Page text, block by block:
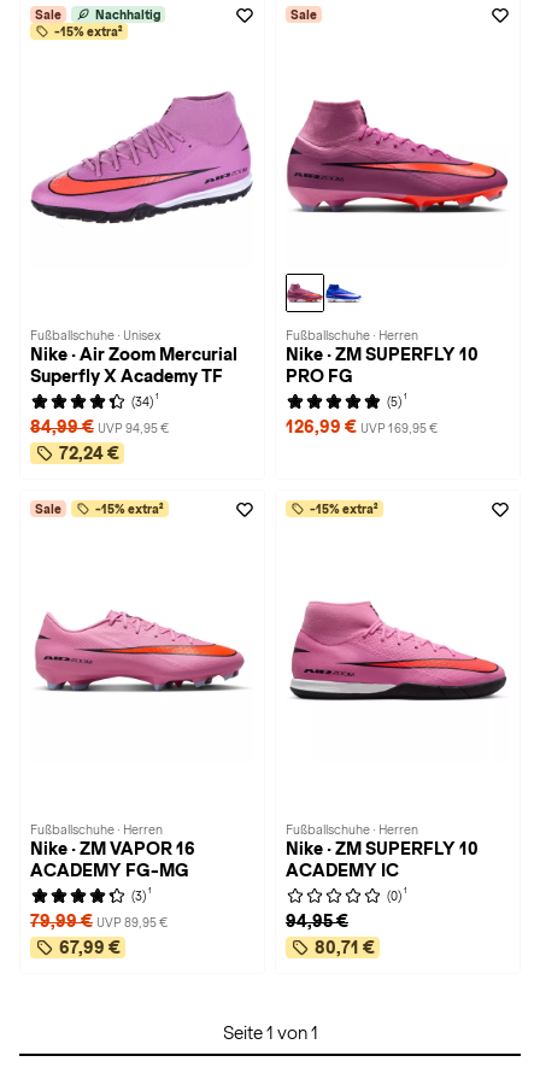
Sale
Nachhaltig
-15% extra²
Fußballschuhe · Unisex
Nike · Air Zoom Mercurial
Superfly X Academy TF
(34) 1
84,99 € UVP 94,95 €
72,24 €
Sale
Fußballschuhe · Herren
Nike · ZM SUPERFLY 10
PRO FG
(5) 1
126,99 € UVP 169,95 €
Sale -15% extra²
Fußballschuhe · Herren
Nike · ZM VAPOR 16
ACADEMY FG-MG
(3) 1
79,99 € UVP 89,95 €
67,99 €
-15% extra²
Fußballschuhe · Herren
Nike · ZM SUPERFLY 10
ACADEMY IC
(0) 1
94,95 €
80,71 €
Seite 1 von 1